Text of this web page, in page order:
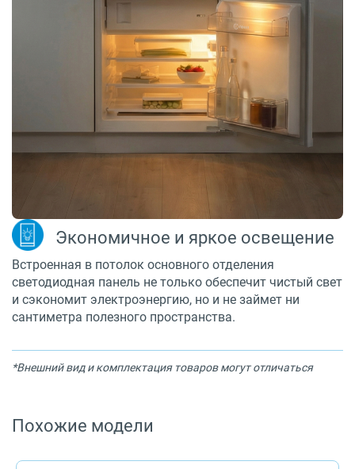
Экономичное и яркое освещение
Встроенная в потолок основного отделения
светодиодная панель не только обеспечит чистый свет
и сэкономит электроэнергию, но и не займет ни
сантиметра полезного пространства.
*Внешний вид и комплектация товаров могут отличаться
Похожие модели